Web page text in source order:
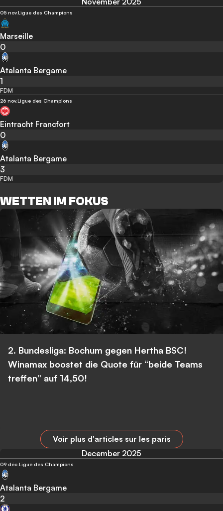
05 nov.Ligue des Champions
Marseille
0
Atalanta Bergame
1
FDM
26 nov.Ligue des Champions
Eintracht Francfort
0
Atalanta Bergame
3
FDM
WETTEN IM FOKUS
2. Bundesliga: Bochum gegen Hertha BSC!
Winamax boostet die Quote für “beide Teams
treffen” auf 14,50!
Voir plus d'articles sur les paris
December 2025
09 déc.Ligue des Champions
Atalanta Bergame
2